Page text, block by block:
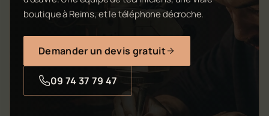
boutique à Reims, et le téléphone décroche.
Demander un devis gratuit
09 74 37 79 47